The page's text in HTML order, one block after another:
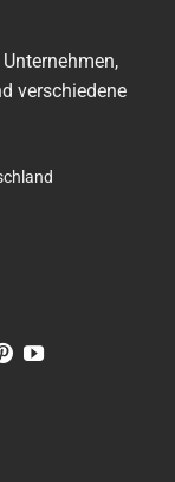
verschiedene